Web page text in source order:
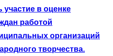
участие в оценке
работой
организаций
творчества.